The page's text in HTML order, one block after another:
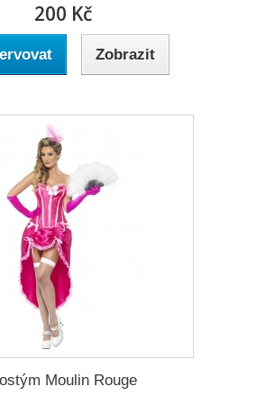
200 Kč
Zobrazit
Moulin Rouge